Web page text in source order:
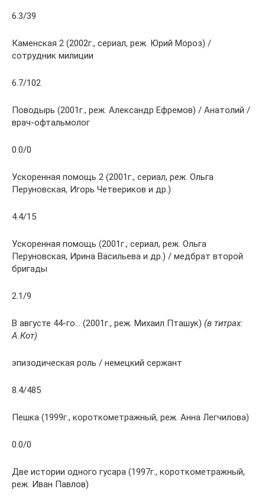
6.3/39
Каменская 2 (2002г., сериал, реж. Юрий Мороз) /
сотрудник милиции
6.7/102
Поводырь (2001г., реж. Александр Ефремов) / Анатолий /
врач-офтальмолог
0.0/0
Ускоренная помощь 2 (2001г., сериал, реж. Ольга
Перуновская, Игорь Четвериков и др.)
4.4/15
Ускоренная помощь (2001г., сериал, реж. Ольга
Перуновская, Ирина Васильева и др.) / медбрат второй
бригады
2.1/9
В августе 44-го… (2001г., реж. Михаил Пташук) (в титрах:
А.Кот)
эпизодическая роль / немецкий сержант
8.4/485
Пешка (1999г., короткометражный, реж. Анна Легчилова)
0.0/0
Две истории одного гусара (1997г., короткометражный,
реж. Иван Павлов)